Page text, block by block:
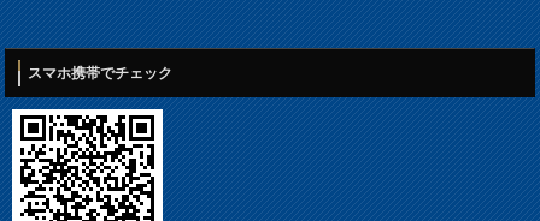
スマホ携帯でチェック